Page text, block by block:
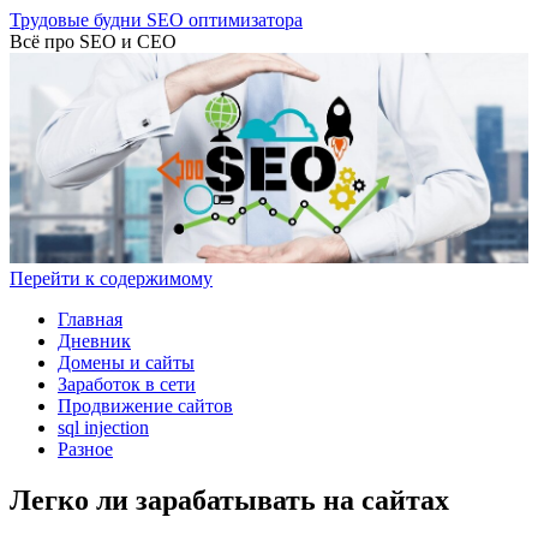
Трудовые будни SEO оптимизатора
Всё про SEO и СЕО
Перейти к содержимому
Главная
Дневник
Домены и сайты
Заработок в сети
Продвижение сайтов
sql injection
Разное
Легко ли зарабатывать на сайтах